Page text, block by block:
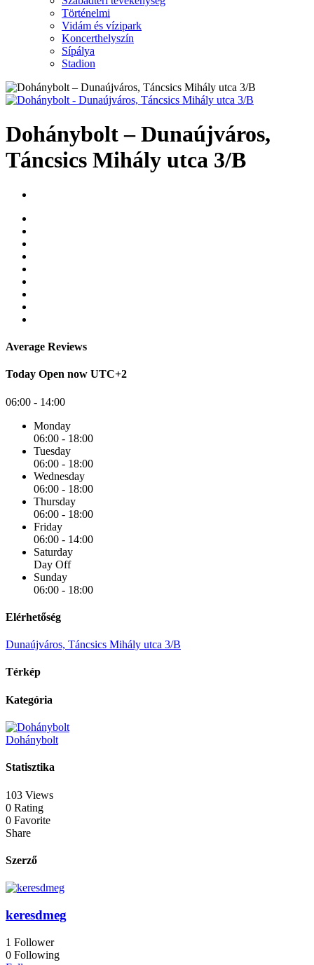
Történelmi
Vidám és vízipark
Koncerthelyszín
Sípálya
Stadion
Dohánybolt – Dunaújváros,
Táncsics Mihály utca 3/B
Average Reviews
Today Open now UTC+2
06:00 - 14:00
Monday
06:00 - 18:00
Tuesday
06:00 - 18:00
Wednesday
06:00 - 18:00
Thursday
06:00 - 18:00
Friday
06:00 - 14:00
Saturday
Day Off
Sunday
06:00 - 18:00
Elérhetőség
Dunaújváros, Táncsics Mihály utca 3/B
Térkép
Kategória
Dohánybolt
Statisztika
103 Views
0 Rating
0 Favorite
Share
Szerző
keresdmeg
1 Follower
0 Following